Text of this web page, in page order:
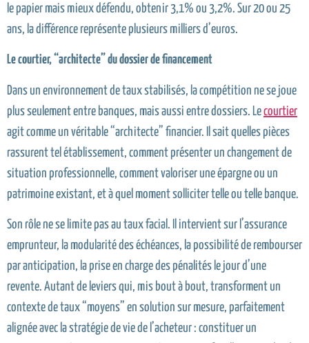
le papier mais mieux défendu, obtenir 3,1% ou 3,2%. Sur 20 ou 25
ans, la différence représente plusieurs milliers d’euros.
Le courtier, “architecte” du dossier de financement
Dans un environnement de taux stabilisés, la compétition ne se joue
plus seulement entre banques, mais aussi entre dossiers. Lecourtier
agit comme un véritable “architecte” financier. Il sait quelles pièces
rassurent tel établissement, comment présenter un changement de
situation professionnelle, comment valoriser une épargne ou un
patrimoine existant, et à quel moment solliciter telle ou telle banque.
Son rôle ne se limite pas au taux facial. Il intervient sur l’assurance
emprunteur, la modularité des échéances, la possibilité de rembourser
par anticipation, la prise en charge des pénalités le jour d’une
revente. Autant de leviers qui, mis bout à bout, transforment un
contexte de taux “moyens” en solution sur mesure, parfaitement
alignée avec la stratégie de vie de l’acheteur : constituer un